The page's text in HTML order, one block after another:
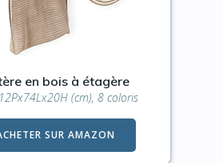
en bois à étagère
(cm), 8 coloris
SUR AMAZON